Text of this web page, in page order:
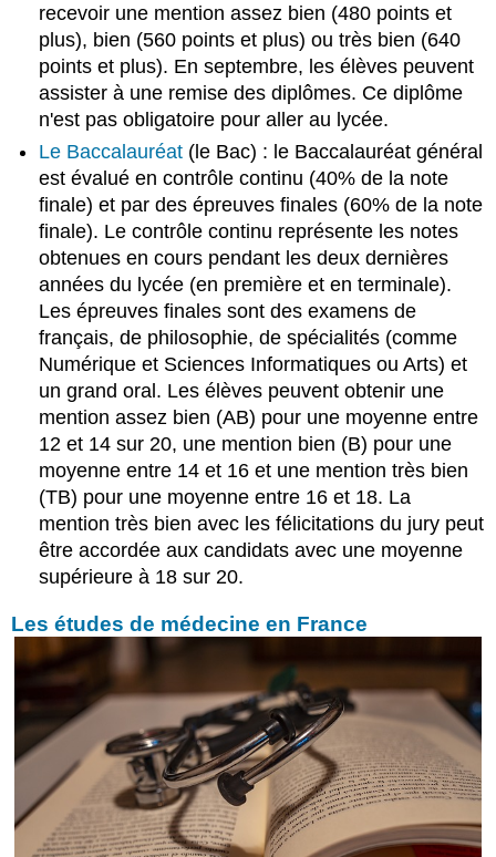
recevoir une mention assez bien (480 points et
plus), bien (560 points et plus) ou très bien (640
points et plus). En septembre, les élèves peuvent
assister à une remise des diplômes. Ce diplôme
n'est pas obligatoire pour aller au lycée.
Le Baccalauréat (le Bac) : le Baccalauréat général
est évalué en contrôle continu (40% de la note
finale) et par des épreuves finales (60% de la note
finale). Le contrôle continu représente les notes
obtenues en cours pendant les deux dernières
années du lycée (en première et en terminale).
Les épreuves finales sont des examens de
français, de philosophie, de spécialités (comme
Numérique et Sciences Informatiques ou Arts) et
un grand oral. Les élèves peuvent obtenir une
mention assez bien (AB) pour une moyenne entre
12 et 14 sur 20, une mention bien (B) pour une
moyenne entre 14 et 16 et une mention très bien
(TB) pour une moyenne entre 16 et 18. La
mention très bien avec les félicitations du jury peut
être accordée aux candidats avec une moyenne
supérieure à 18 sur 20.
Les études de médecine en France